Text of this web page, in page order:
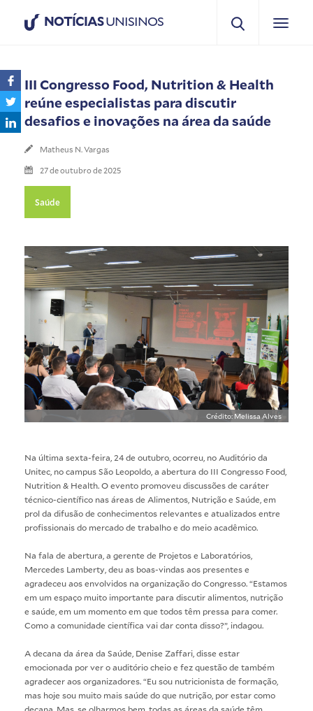
NOTÍCIASUNISINOS
III Congresso Food, Nutrition & Health
reúne especialistas para discutir
desafios e inovações na área da saúde
Matheus N. Vargas
27 de outubro de 2025
Saúde
Crédito: Melissa Alves
Na última sexta-feira, 24 de outubro, ocorreu, no Auditório da
Unitec, no campus São Leopoldo, a abertura do III Congresso Food,
Nutrition & Health. O evento promoveu discussões de caráter
técnico-científico nas áreas de Alimentos, Nutrição e Saúde, em
prol da difusão de conhecimentos relevantes e atualizados entre
profissionais do mercado de trabalho e do meio acadêmico.
Na fala de abertura, a gerente de Projetos e Laboratórios,
Mercedes Lamberty, deu as boas-vindas aos presentes e
agradeceu aos envolvidos na organização do Congresso. “Estamos
em um espaço muito importante para discutir alimentos, nutrição
e saúde, em um momento em que todos têm pressa para comer.
Como a comunidade científica vai dar conta disso?”, indagou.
A decana da área da Saúde, Denise Zaffari, disse estar
emocionada por ver o auditório cheio e fez questão de também
agradecer aos organizadores. “Eu sou nutricionista de formação,
mas hoje sou muito mais saúde do que nutrição, por estar como
decana. Mas, se olharmos bem, todas as áreas da saúde têm